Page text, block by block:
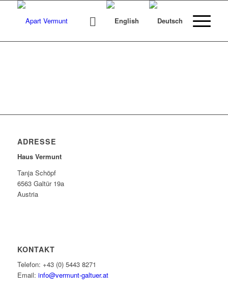
ADRESSE
Haus Vermunt
Tanja Schöpf
6563 Galtür 19a
Austria
KONTAKT
Telefon: +43 (0) 5443 8271
Email: info@vermunt-galtuer.at